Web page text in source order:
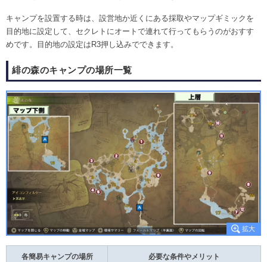
キャンプを設置する時は、設営地か近くにある採取やマップギミックを
目的地に設定して、セクレトにオートで連れて行ってもらうのがおすす
めです。目的地の設定はR3押し込みでできます。
緋の森のキャンプの場所一覧
各簡易キャンプの場所 必要な条件やメリット